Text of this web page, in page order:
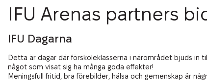
IFU Arenas partners
IFU Dagarna
Detta är dagar där förskoleklasserna i närområdet bjuds in
något som visat sig ha många goda effekter!
Meningsfull fritid, bra förebilder, hälsa och gemenskap är